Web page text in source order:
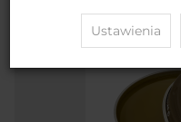
Ustawienia